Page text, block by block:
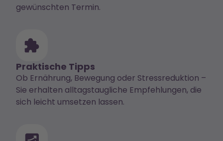
gewünschten Termin.
Praktische Tipps
Ob Ernährung, Bewegung oder Stressreduktion –
Sie erhalten alltagstaugliche Empfehlungen, die
sich leicht umsetzen lassen.